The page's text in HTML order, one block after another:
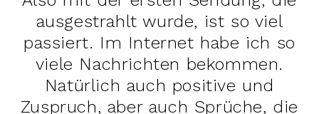
ausgestrahlt wurde, ist so viel
passiert. Im Internet habe ich so
viele Nachrichten bekommen.
Natürlich auch positive und
Zuspruch, aber auch Sprüche, die